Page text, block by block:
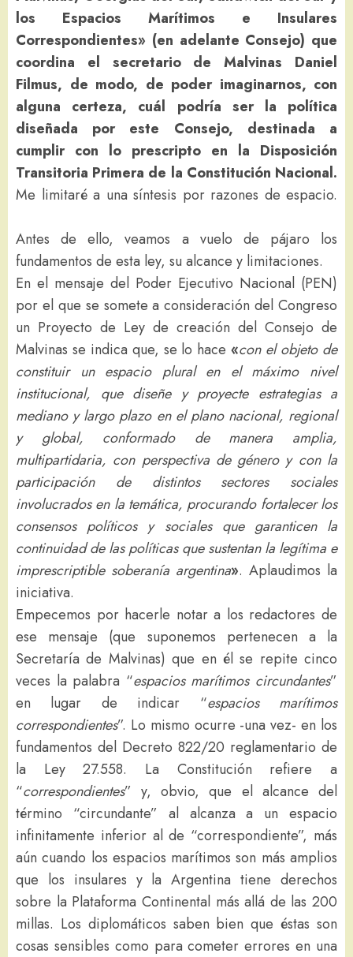
los Espacios Marítimos e Insulares
Correspondientes» (en adelante Consejo) que
coordina el secretario de Malvinas Daniel
Filmus, de modo, de poder imaginarnos, con
alguna certeza, cuál podría ser la política
diseñada por este Consejo, destinada a
cumplir con lo prescripto en la Disposición
Transitoria Primera de la Constitución Nacional.
Me limitaré a una síntesis por razones de espacio.
Antes de ello, veamos a vuelo de pájaro los
fundamentos de esta ley, su alcance y limitaciones.
En el mensaje del Poder Ejecutivo Nacional (PEN)
por el que se somete a consideración del Congreso
un Proyecto de Ley de creación del Consejo de
Malvinas se indica que, se lo hace«con el objeto de
constituir un espacio plural en el máximo nivel
institucional, que diseñe y proyecte estrategias a
mediano y largo plazo en el plano nacional, regional
y global, conformado de manera amplia,
multipartidaria, con perspectiva de género y con la
participación de distintos sectores sociales
involucrados en la temática, procurando fortalecer los
consensos políticos y sociales que garanticen la
continuidad de las políticas que sustentan la legítima e
imprescriptible soberanía argentina». Aplaudimos la
iniciativa.
Empecemos por hacerle notar a los redactores de
ese mensaje (que suponemos pertenecen a la
Secretaría de Malvinas) que en él se repite cinco
veces la palabra “espacios marítimos circundantes”
en lugar de indicar “espacios marítimos
correspondientes”. Lo mismo ocurre -una vez- en los
fundamentos del Decreto 822/20 reglamentario de
la Ley 27.558. La Constitución refiere a
“correspondientes” y, obvio, que el alcance del
término “circundante” al alcanza a un espacio
infinitamente inferior al de “correspondiente”, más
aún cuando los espacios marítimos son más amplios
que los insulares y la Argentina tiene derechos
sobre la Plataforma Continental más allá de las 200
millas. Los diplomáticos saben bien que éstas son
cosas sensibles como para cometer errores en una